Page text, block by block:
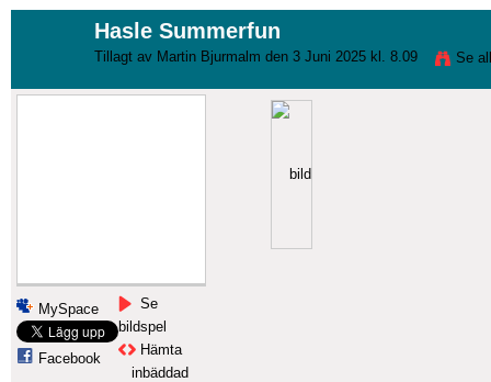
Hasle Summerfun
Tillagt av Martin Bjurmalm den 3 Juni 2025 kl. 8.09 Se
MySpace
Facebook
Se
bildspel
Hämta
inbäddad